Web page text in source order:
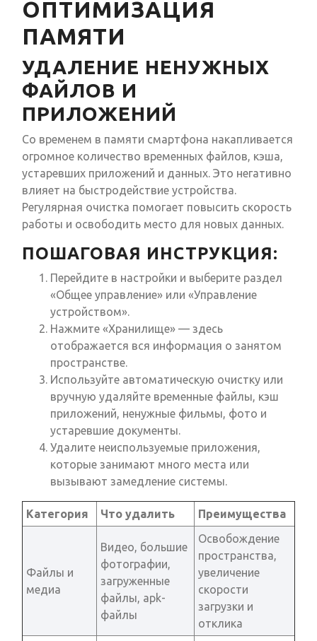
ОПТИМИЗАЦИЯ
ПАМЯТИ
УДАЛЕНИЕ НЕНУЖНЫХ
ФАЙЛОВ И
ПРИЛОЖЕНИЙ
Со временем в памяти смартфона накапливается
огромное количество временных файлов, кэша,
устаревших приложений и данных. Это негативно
влияет на быстродействие устройства.
Регулярная очистка помогает повысить скорость
работы и освободить место для новых данных.
ПОШАГОВАЯ ИНСТРУКЦИЯ:
Перейдите в настройки и выберите раздел
«Общее управление» или «Управление
устройством».
Нажмите «Хранилище» — здесь
отображается вся информация о занятом
пространстве.
Используйте автоматическую очистку или
вручную удаляйте временные файлы, кэш
приложений, ненужные фильмы, фото и
устаревшие документы.
Удалите неиспользуемые приложения,
которые занимают много места или
вызывают замедление системы.
Категория Что удалить Преимущества
Файлы и
медиа
Видео, большие
фотографии,
загруженные
файлы, apk-
файлы
Освобождение
пространства,
увеличение
скорости
загрузки и
отклика